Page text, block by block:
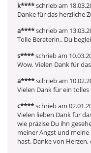
k****schrieb am
Danke für das herzliche
a****schrieb am
Tolle Beraterin,. Du
s****schrieb am
Wow. Vielen Dank für
a****schrieb am
Vielen Dank für ein tolles
c****schrieb am
Vielen lieben Dank für
wie präzise Du ihn
meiner Angst und
hast. Danke von